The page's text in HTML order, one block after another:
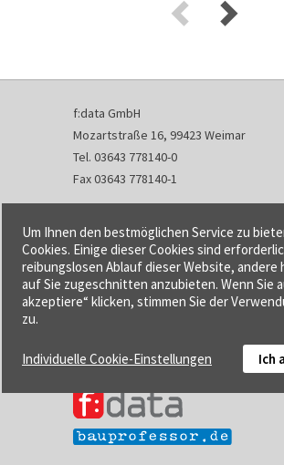
f:data GmbH
Mozartstraße 16, 99423 Weimar
Tel. 03643 778140-0
Fax 03643 778140-1
info@fdata.de
Kontakt
Impressum
Datenschutzerklärung
Urheberrecht und Haftung
Cookie-Einstellungen
Um Ihnen den bestmöglichen Service zu
Cookies. Einige dieser Cookies sind
reibungslosen Ablauf dieser Website, andere
auf Sie zugeschnitten anzubieten. Wenn Sie
akzeptiere“ klicken, stimmen Sie der
zu.
Individuelle Cookie-Einstellungen Ich